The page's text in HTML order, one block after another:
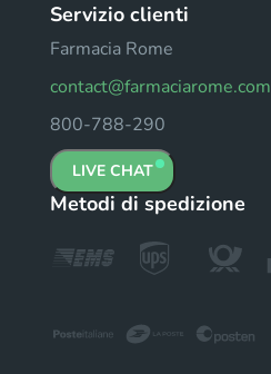
Servizio clienti
Farmacia Rome
contact@farmaciarome.com
800-788-290
LIVE CHAT
Metodi di spedizione